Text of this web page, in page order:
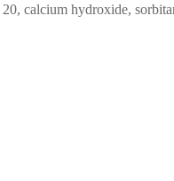
calcium hydroxide,